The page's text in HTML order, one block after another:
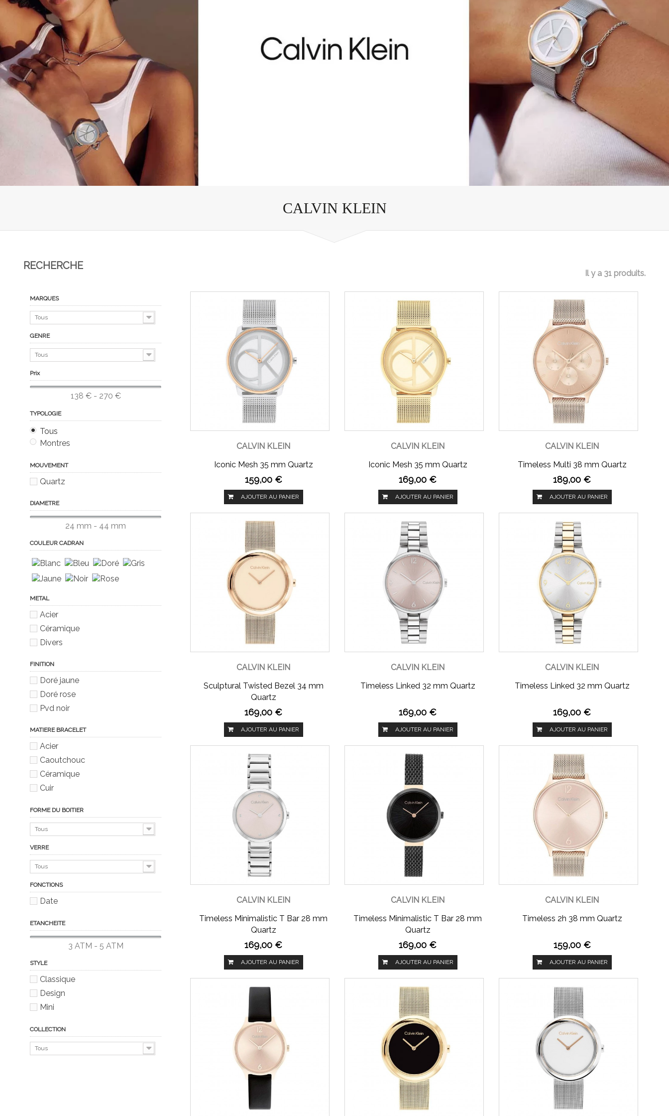
CALVIN KLEIN
RECHERCHE
MARQUES
Tous
GENRE
Tous
Prix
138 € - 270 €
TYPOLOGIE
Tous
Montres
MOUVEMENT
Quartz
DIAMETRE
24 mm - 44 mm
COULEUR CADRAN
METAL
Acier
Céramique
Divers
FINITION
Doré jaune
Doré rose
Pvd noir
MATIERE BRACELET
Acier
Caoutchouc
Céramique
Cuir
FORME DU BOITIER
Tous
VERRE
Tous
FONCTIONS
Date
ETANCHEITE
3 ATM - 5 ATM
STYLE
Classique
Design
Mini
COLLECTION
Tous
Il y a 31 produits.
CALVIN KLEIN
Iconic Mesh 35 mm Quartz
159,00 €
AJOUTER AU PANIER
CALVIN KLEIN
Iconic Mesh 35 mm Quartz
169,00 €
AJOUTER AU PANIER
CALVIN KLEIN
Timeless Multi 38 mm Quartz
189,00 €
AJOUTER AU PANIER
CALVIN KLEIN
Sculptural Twisted Bezel 34 mm
Quartz
169,00 €
AJOUTER AU PANIER
CALVIN KLEIN
Timeless Linked 32 mm Quartz
169,00 €
AJOUTER AU PANIER
CALVIN KLEIN
Timeless Linked 32 mm Quartz
169,00 €
AJOUTER AU PANIER
CALVIN KLEIN
Timeless Minimalistic T Bar 28 mm
Quartz
169,00 €
AJOUTER AU PANIER
CALVIN KLEIN
Timeless Minimalistic T Bar 28 mm
Quartz
169,00 €
AJOUTER AU PANIER
CALVIN KLEIN
Timeless 2h 38 mm Quartz
159,00 €
AJOUTER AU PANIER